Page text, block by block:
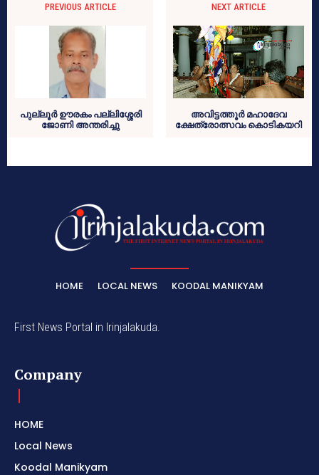
PREVIOUS ARTICLE
പുല്ലൂർ ഊരകം പല്ലിശ്ശേരി
ജോണി അന്തരിച്ചു
NEXT ARTICLE
അവിട്ടത്തൂർ മഹാദേവ
ക്ഷേത്രോത്സവം കൊടികയറി
HOME LOCAL NEWS KOODAL MANIKYAM
First News Portal in Irinjalakuda.
Company
HOME
Local News
Koodal Manikyam